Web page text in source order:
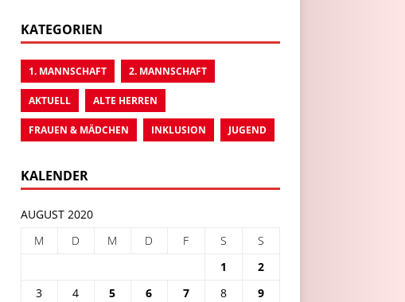
KATEGORIEN
1. MANNSCHAFT 2. MANNSCHAFT
AKTUELL ALTE HERREN
FRAUEN & MÄDCHEN INKLUSION JUGEND
KALENDER
AUGUST 2020
M
D M D F S
S
1
2
3
4 5 6 7 8 9